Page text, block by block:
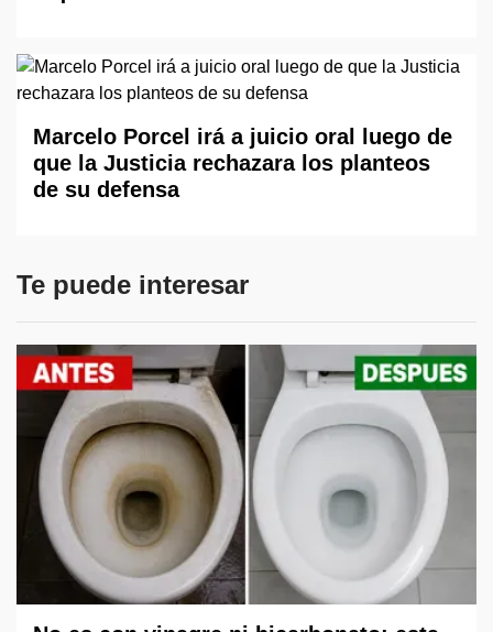
Marcelo Porcel irá a juicio oral luego de
que la Justicia rechazara los planteos
de su defensa
Te puede interesar